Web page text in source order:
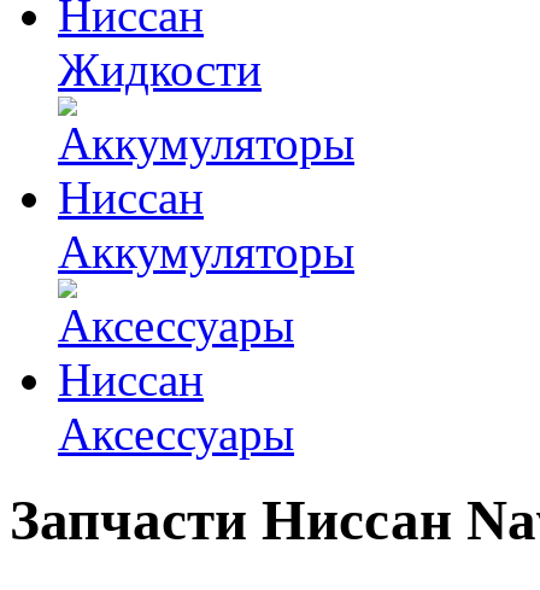
Жидкости
Аккумуляторы
Аксессуары
Запчасти Ниссан